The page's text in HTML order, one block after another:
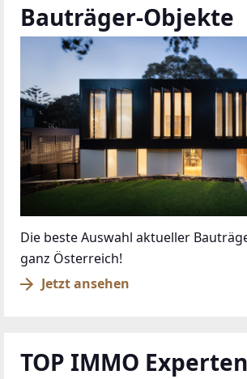
Bauträger-Objekte
Die beste Auswahl aktueller
ganz Österreich!
Jetzt ansehen
TOP IMMO